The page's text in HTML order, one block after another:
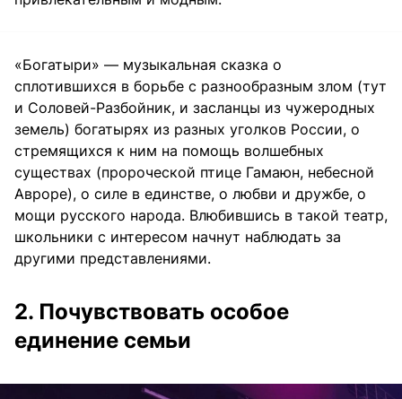
«Богатыри» — музыкальная сказка о
сплотившихся в борьбе с разнообразным злом (тут
и Соловей-Разбойник, и засланцы из чужеродных
земель) богатырях из разных уголков России, о
стремящихся к ним на помощь волшебных
существах (пророческой птице Гамаюн, небесной
Авроре), о силе в единстве, о любви и дружбе, о
мощи русского народа. Влюбившись в такой театр,
школьники с интересом начнут наблюдать за
другими представлениями.
2. Почувствовать особое
единение семьи